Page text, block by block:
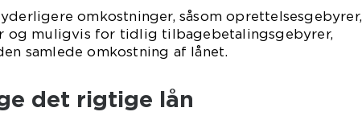
omkostninger, såsom oprettelsesgebyrer,
og muligvis for tidlig tilbagebetalingsgebyrer,
samlede omkostning af lånet.
det rigtige lån